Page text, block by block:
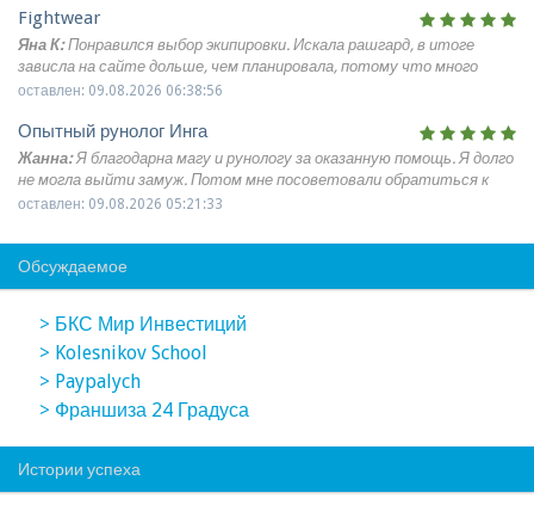
Fightwear
Яна К:Понравился выбор экипировки. Искала рашгард, в итоге
зависла на сайте дольше, чем планировала, потому что много
интересных моделей. Фото нормальные, по ним реально можно
оставлен: 09.08.2026 06:38:56
Опытный рунолог Инга
Жанна:Я благодарна магу и рунологу за оказанную помощь. Я долго
не могла выйти замуж. Потом мне посоветовали обратиться к
Инге Райской. В итоге она мне и помогла. Все проведённые обряды
затем мы уже поженились. В общем, амулет сработал просто
отлично. Так что если понадобиться, то я ещё буду к ней
обращаться.
оставлен: 09.08.2026 05:21:33
Обсуждаемое
> БКС Мир Инвестиций
> Kolesnikov School
> Paypalych
> Франшиза 24 Градуса
Истории успеха